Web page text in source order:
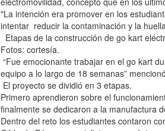
"La intención era promover en los
intentar reducir la contaminación y la
Etapas de la construcción de go kart
Fotos: cortesía.
“Fue emocionante trabajar en el go kart
equipo a lo largo de 18 semanas”
El proyecto se dividió en 3 etapas.
Primero aprendieron sobre el
finalmente se dedicaron a la manufactura
Dentro del reto los estudiantes contaron